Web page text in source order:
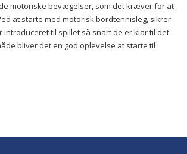
motoriske bevægelser, som det kræver for at
at starte med motorisk bordtennisleg, sikrer
introduceret til spillet så snart de er klar til det
bliver det en god oplevelse at starte til